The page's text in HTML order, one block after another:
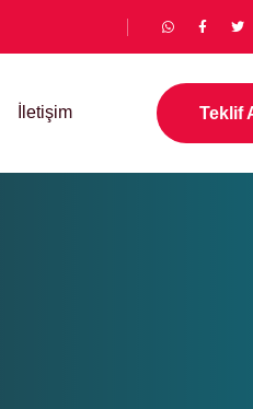
İletişim Teklif